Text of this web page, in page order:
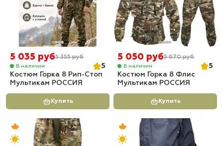
5 035 руб5 355 руб
В наличии
5
Костюм Горка 8 Рип-Стоп
Мультикам РОССИЯ
Купить
5 050 руб5 670 руб
В наличии
5
Костюм Горка 8 Флис
Мультикам РОССИЯ
Купить